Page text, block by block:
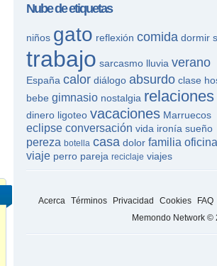
Nube de etiquetas
niños gato reflexión comida dormir
trabajo sarcasmo lluvia verano
España calor diálogo absurdo clase
bebe gimnasio nostalgia relaciones
dinero ligoteo vacaciones Marruecos
eclipse conversación vida ironía sueño
pereza botella casa dolor familia oficina
viaje perro pareja reciclaje viajes
Acerca Términos Privacidad Cookies FAQ
Memondo Network ©